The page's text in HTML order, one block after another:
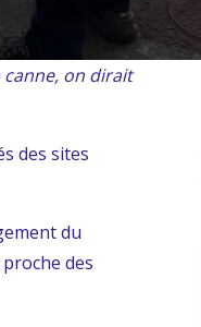
canne, on dirait
des sites
du
des